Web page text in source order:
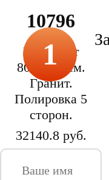
10796
Размер от
80х40х5 см.
Гранит.
Полировка 5
сторон.
32140.8 руб.
1